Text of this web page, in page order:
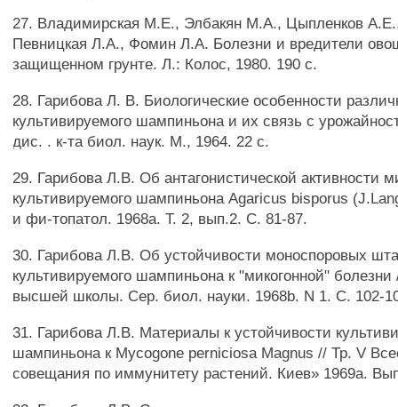
27. Владимирская М.Е., Элбакян М.А., Цыпленков
Певницкая Л.А., Фомин Л.А. Болезни и вредители
защищенном грунте. Л.: Колос, 1980. 190 с.
28. Гарибова Л. В. Биологические особенности
культивируемого шампиньона и их связь с
дис. . к-та биол. наук. М., 1964. 22 с.
29. Гарибова Л.В. Об антагонистической активности
культивируемого шампиньона Agaricus bisporus
и фи-топатол. 1968а. Т. 2, вып.2. С. 81-87.
30. Гарибова Л.В. Об устойчивости моноспоровых
культивируемого шампиньона к "микогонной"
высшей школы. Сер. биол. науки. 1968b. N 1. С. 102-
31. Гарибова Л.В. Материалы к устойчивости
шампиньона к Mycogone perniciosa Magnus // Тр. V
совещания по иммунитету растений. Киев» 1969а.